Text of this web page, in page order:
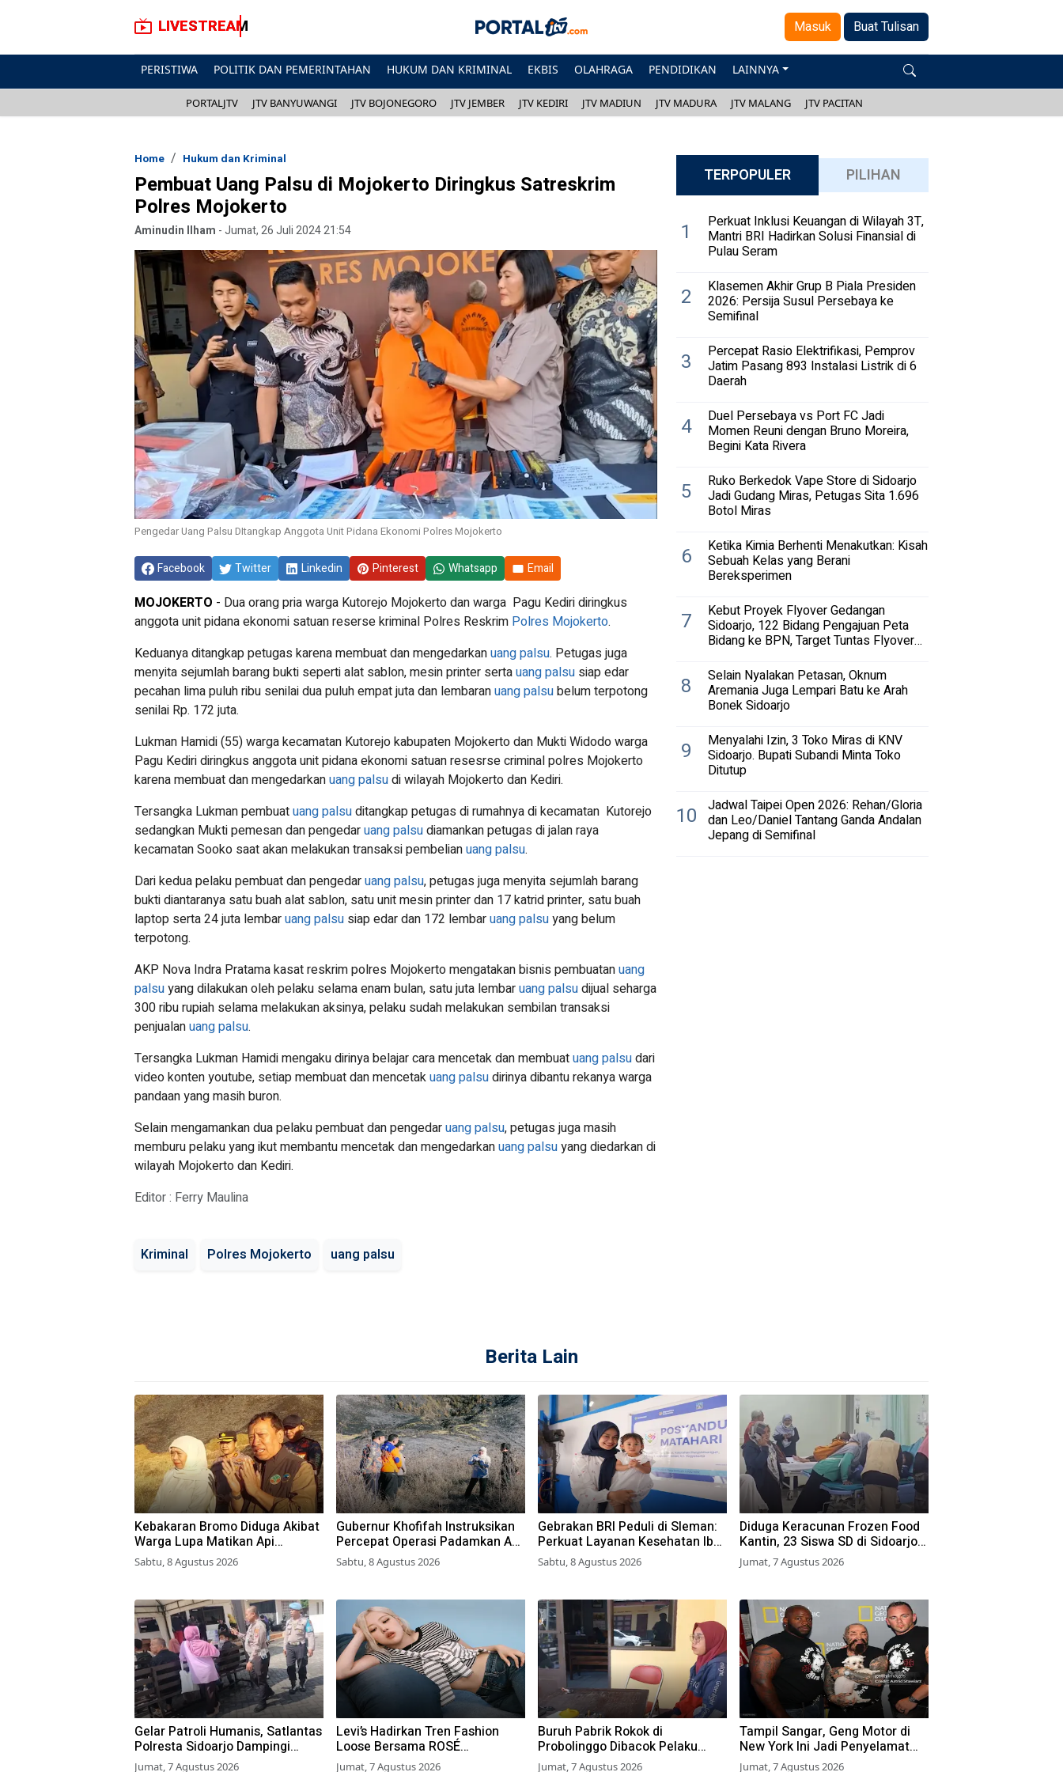
LIVESTREAM Masuk Buat Tulisan
PERISTIWA POLITIK DAN PEMERINTAHAN HUKUM DAN KRIMINAL EKBIS OLAHRAGA PENDIDIKAN LAINNYA
PORTALJTV JTV BANYUWANGI JTV BOJONEGORO JTV JEMBER JTV KEDIRI JTV MADIUN JTV MADURA JTV MALANG JTV PACITAN
Home Hukum dan Kriminal
Pembuat Uang Palsu di Mojokerto Diringkus Satreskrim
Polres Mojokerto
Aminudin Ilham -Jumat, 26 Juli 2024 21:54
Pengedar Uang Palsu DItangkap Anggota Unit Pidana Ekonomi Polres Mojokerto
Facebook Twitter Linkedin Pinterest Whatsapp Email
MOJOKERTO - Dua orang pria warga Kutorejo Mojokerto dan warga Pagu Kediri diringkus
anggota unit pidana ekonomi satuan reserse kriminal Polres Reskrim Polres Mojokerto.
Keduanya ditangkap petugas karena membuat dan mengedarkanuang palsu. Petugas juga
menyita sejumlah barang bukti seperti alat sablon, mesin printer sertauang palsu siap edar
pecahan lima puluh ribu senilai dua puluh empat juta dan lembaranuang palsubelum terpotong
senilai Rp. 172 juta.
Lukman Hamidi (55) warga kecamatan Kutorejo kabupaten Mojokerto dan Mukti Widodo warga
Pagu Kediri diringkus anggota unit pidana ekonomi satuan resesrse criminal polres Mojokerto
karena membuat dan mengedarkanuang palsudi wilayah Mojokerto dan Kediri.
Tersangka Lukman pembuatuang palsuditangkap petugas di rumahnya di kecamatan Kutorejo
sedangkan Mukti pemesan dan pengedaruang palsudiamankan petugas di jalan raya
kecamatan Sooko saat akan melakukan transaksi pembelianuang palsu.
Dari kedua pelaku pembuat dan pengedaruang palsu, petugas juga menyita sejumlah barang
bukti diantaranya satu buah alat sablon, satu unit mesin printer dan 17 katrid printer, satu buah
laptop serta 24 juta lembaruang palsu siap edar dan 172 lembaruang palsuyang belum
terpotong.
AKP Nova Indra Pratama kasat reskrim polres Mojokerto mengatakan bisnis pembuatanuang
palsuyang dilakukan oleh pelaku selama enam bulan, satu juta lembaruang palsudijual seharga
300 ribu rupiah selama melakukan aksinya, pelaku sudah melakukan sembilan transaksi
penjualanuang palsu.
Tersangka Lukman Hamidi mengaku dirinya belajar cara mencetak dan membuatuang palsudari
video konten youtube, setiap membuat dan mencetakuang palsudirinya dibantu rekanya warga
pandaan yang masih buron.
Selain mengamankan dua pelaku pembuat dan pengedaruang palsu, petugas juga masih
memburu pelaku yang ikut membantu mencetak dan mengedarkanuang palsuyang diedarkan di
wilayah Mojokerto dan Kediri.
Editor : Ferry Maulina
Kriminal Polres Mojokerto uang palsu
TERPOPULER PILIHAN
1 Perkuat Inklusi Keuangan di Wilayah 3T,
Mantri BRI Hadirkan Solusi Finansial di
Pulau Seram
2 Klasemen Akhir Grup B Piala Presiden
2026: Persija Susul Persebaya ke
Semifinal
3 Percepat Rasio Elektrifikasi, Pemprov
Jatim Pasang 893 Instalasi Listrik di 6
Daerah
4 Duel Persebaya vs Port FC Jadi
Momen Reuni dengan Bruno Moreira,
Begini Kata Rivera
5 Ruko Berkedok Vape Store di Sidoarjo
Jadi Gudang Miras, Petugas Sita 1.696
Botol Miras
6 Ketika Kimia Berhenti Menakutkan: Kisah
Sebuah Kelas yang Berani
Bereksperimen
7 Kebut Proyek Flyover Gedangan
Sidoarjo, 122 Bidang Pengajuan Peta
Bidang ke BPN, Target Tuntas Flyover
8 Selain Nyalakan Petasan, Oknum
Aremania Juga Lempari Batu ke Arah
Bonek Sidoarjo
9 Menyalahi Izin, 3 Toko Miras di KNV
Sidoarjo. Bupati Subandi Minta Toko
Ditutup
10 Jadwal Taipei Open 2026: Rehan/Gloria
dan Leo/Daniel Tantang Ganda Andalan
Jepang di Semifinal
Berita Lain
Kebakaran Bromo Diduga Akibat
Warga Lupa Matikan Api
Perapian di Jalur Tradisional
Sabtu, 8 Agustus 2026
Gubernur Khofifah Instruksikan
Percepat Operasi Padamkan Api
di Wisata Bromo
Sabtu, 8 Agustus 2026
Gebrakan BRI Peduli di Sleman:
Perkuat Layanan Kesehatan Ibu
dan Anak Lewat Program Desa
Brilian 1000 HPK
Sabtu, 8 Agustus 2026
Diduga Keracunan Frozen Food
Kantin, 23 Siswa SD di Sidoarjo
Dilarikan ke RS
Jumat, 7 Agustus 2026
Gelar Patroli Humanis, Satlantas
Polresta Sidoarjo Dampingi
Wajib Pajak di Samsat
Jumat, 7 Agustus 2026
Levi’s Hadirkan Tren Fashion
Loose Bersama ROSÉ
BLACKPINK
Jumat, 7 Agustus 2026
Buruh Pabrik Rokok di
Probolinggo Dibacok Pelaku
Begal, Motor dan Tas Amblas
Jumat, 7 Agustus 2026
Tampil Sangar, Geng Motor di
New York Ini Jadi Penyelamat
Hewan Terlantar
Jumat, 7 Agustus 2026